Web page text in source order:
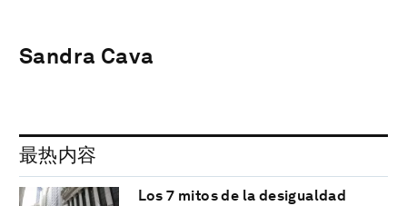
Sandra Cava
最热内容
Los 7 mitos de la desigualdad